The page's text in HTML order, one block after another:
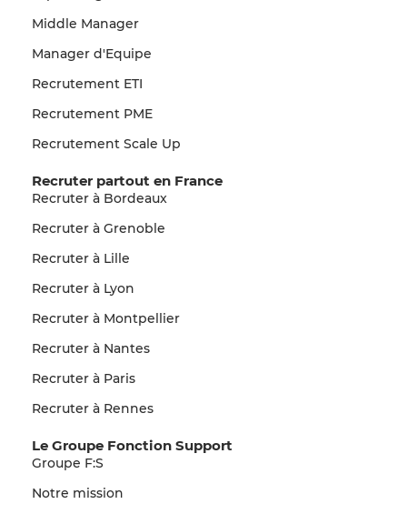
Middle Manager
Manager d'Equipe
Recrutement ETI
Recrutement PME
Recrutement Scale Up
Recruter partout en France
Recruter à Bordeaux
Recruter à Grenoble
Recruter à Lille
Recruter à Lyon
Recruter à Montpellier
Recruter à Nantes
Recruter à Paris
Recruter à Rennes
Le Groupe Fonction Support
Groupe F:S
Notre mission